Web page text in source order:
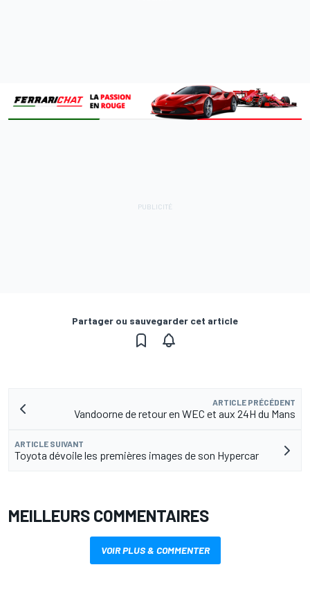
Partager ou sauvegarder cet article
ARTICLE PRÉCÉDENT
Vandoorne de retour en WEC et aux 24H du Mans
ARTICLE SUIVANT
Toyota dévoile les premières images de son Hypercar
MEILLEURS COMMENTAIRES
VOIR PLUS & COMMENTER